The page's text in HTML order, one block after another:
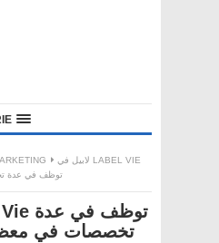
لابيل في LABEL VIE
توظف في عدة
تخصصات في